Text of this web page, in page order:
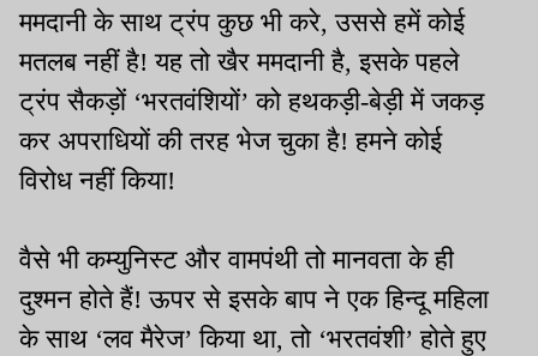
ममदानी के साथ ट्रंप कुछ भी करे, उससे हमें कोई
मतलब नहीं है! यह तो खैर ममदानी है, इसके पहले
ट्रंप सैकड़ों ‘भरतवंशियों’ को हथकड़ी-बेड़ी में जकड़
कर अपराधियों की तरह भेज चुका है! हमने कोई
विरोध नहीं किया!
वैसे भी कम्युनिस्ट और वामपंथी तो मानवता के ही
दुश्मन होते हैं! ऊपर से इसके बाप ने एक हिन्दू महिला
के साथ ‘लव मैरेज’ किया था, तो ‘भरतवंशी’ होते हुए